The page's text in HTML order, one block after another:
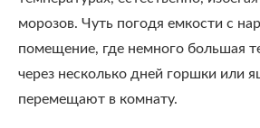
морозов. Чуть погодя емкости с
помещение, где немного большая
через несколько дней горшки или
перемещают в комнату.